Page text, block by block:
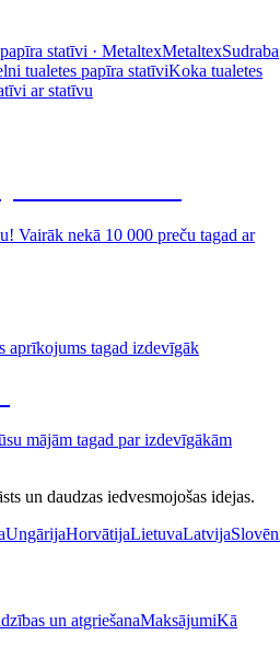
statīvi · MetaltexMetaltexSudraba
tualetes papīra statīviKoka tualetes
ar statīvu
Vairāk nekā 10 000 preču tagad ar
aprīkojums tagad izdevīgāk
mājām tagad par izdevīgākām
un daudzas iedvesmojošas idejas.
UngārijaHorvātijaLietuvaLatvija
un atgriešanaMaksājumiKā